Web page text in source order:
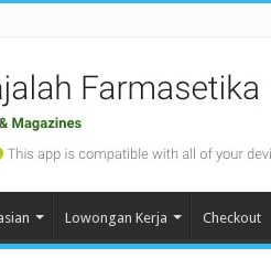
Lowongan Kerja Checkout